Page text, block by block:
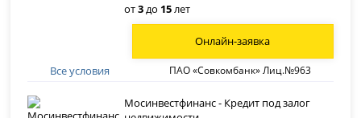
от3до 15лет
Все условия ПАО «Совкомбанк» Лиц.№963
Онлайн-заявка
Мосинвестфинанс - Кредит под залог